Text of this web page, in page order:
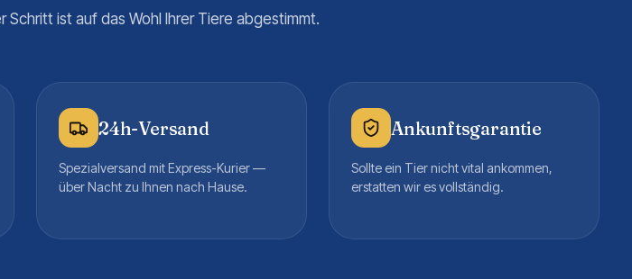
ist auf das Wohl Ihrer Tiere abgestimmt.
24h-Versand
Spezialversand mit Express-Kurier —
über Nacht zu Ihnen nach Hause.
Ankunftsgarantie
Sollte ein Tier nicht vital ankommen,
erstatten wir es vollständig.